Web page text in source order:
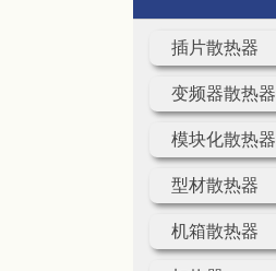
插片散热器
变频器散热器
模块化散热器
型材散热器
机箱散热器